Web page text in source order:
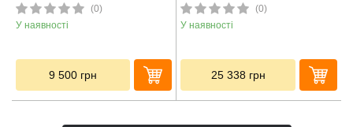
(0)
У наявності
9 500 грн
(0)
У наявності
25 338 грн